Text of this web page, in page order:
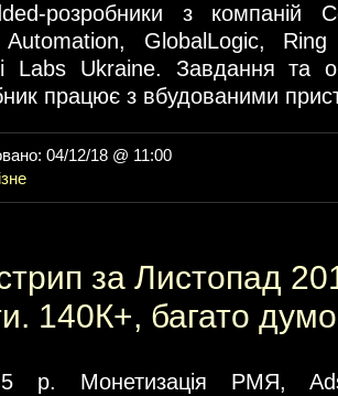
розробники з компаній
GlobalLogic,
Labs Ukraine. Завдання та
працює з вбудованими
04/12/18 @ 11:00
за Листопад
140К+, багато
р. Монетизація РМЯ,